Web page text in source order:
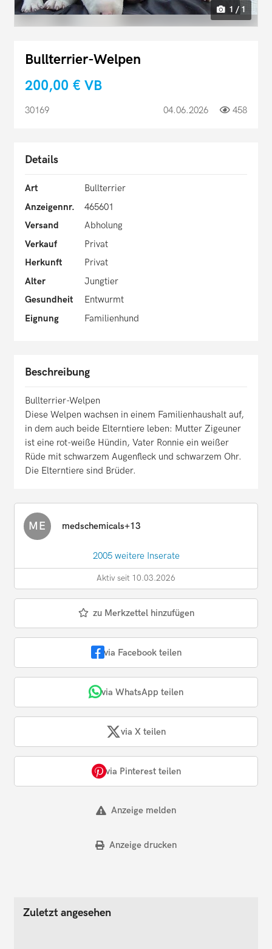
1 / 1
Bullterrier-Welpen
200,00 € VB
30169 04.06.2026 458
Details
Art
Bullterrier
Anzeigennr.
465601
Versand
Abholung
Verkauf
Privat
Herkunft
Privat
Alter
Jungtier
Gesundheit
Entwurmt
Eignung
Familienhund
Beschreibung
Bullterrier-Welpen
Diese Welpen wachsen in einem Familienhaushalt auf,
in dem auch beide Elterntiere leben: Mutter Zigeuner
ist eine rot-weiße Hündin, Vater Ronnie ein weißer
Rüde mit schwarzem Augenfleck und schwarzem Ohr.
Die Elterntiere sind Brüder.
ME medschemicals+13
2005 weitere Inserate
Aktiv seit 10.03.2026
zu Merkzettel hinzufügen
via Facebook teilen
via WhatsApp teilen
via X teilen
via Pinterest teilen
Anzeige melden
Anzeige drucken
Zuletzt angesehen